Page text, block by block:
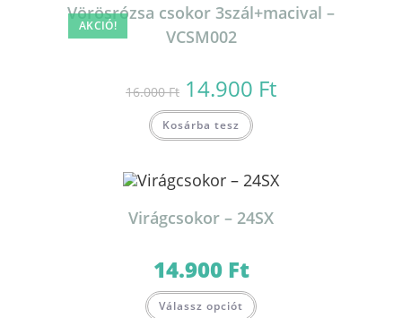
AKCIÓ!
Vörösrózsa csokor 3szál+macival –
VCSM002
16.000Ft
Original
price
was:
16.000 Ft.
14.900 FtCurrent
price
Kosárba tesz
Virágcsokor – 24SX
14.900 Ft
Válassz opciót